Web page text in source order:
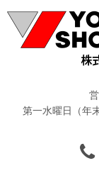
第一水曜日（年